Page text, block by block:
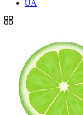
UA